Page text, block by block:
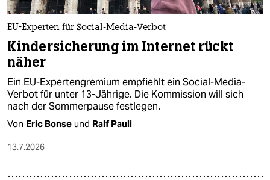
EU-Experten für Social-Media-Verbot
Kindersicherung im Internet rückt
näher
Ein EU-Expertengremium empfiehlt ein Social-Media-
Verbot für unter 13-Jährige. Die Kommission will sich
nach der Sommerpause festlegen.
Von Eric Bonse und Ralf Pauli
13.7.2026